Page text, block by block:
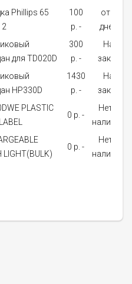
Phillips 65
100
p. -
от 5
дней
для TD020D
300
p. -
На
заказ
HP330D
1430
p. -
На
заказ
PLASTIC
0 p. -
Нет в
наличии
LIGHT(BULK)
0 p. -
Нет в
наличии